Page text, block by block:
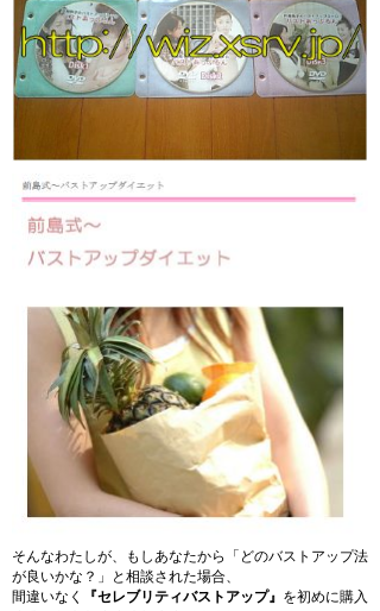
そんなわたしが、もしあなたから「どのバストアップ法
が良いかな？」と相談された場合、
間違いなく
『セレブリティバストアップ』 を初めに購入